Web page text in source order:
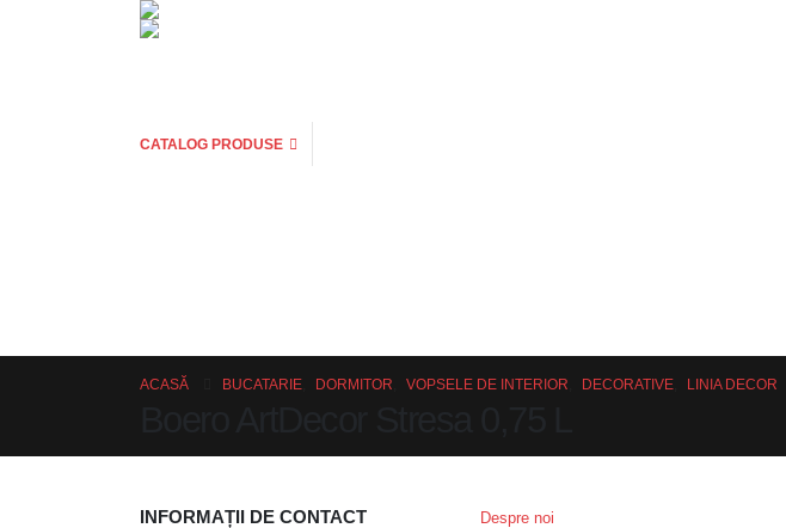
CATALOG PRODUSE
ACASĂ BUCATARIE DORMITOR VOPSELE DE INTERIOR DECORATIVE LINIA DECOR
INFORMAȚII DE CONTACT
Despre noi